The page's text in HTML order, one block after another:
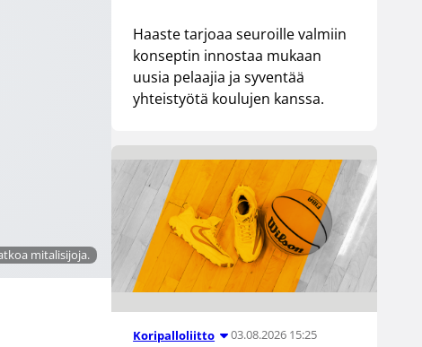
mitalisijoja.
Haaste tarjoaa seuroille valmiin
konseptin innostaa mukaan
uusia pelaajia ja syventää
yhteistyötä koulujen kanssa.
Koripalloliitto 03.08.2026 15:25